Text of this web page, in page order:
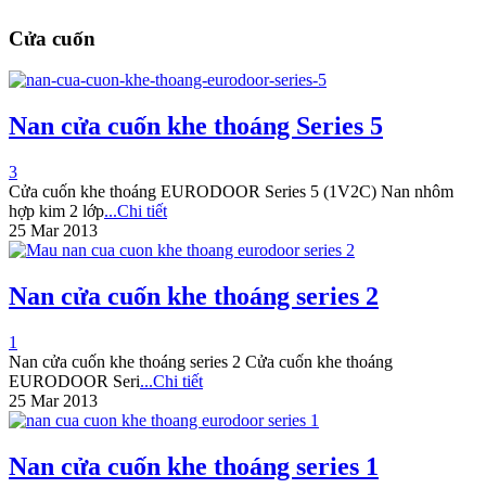
Cửa cuốn
Nan cửa cuốn khe thoáng Series 5
3
Cửa cuốn khe thoáng EURODOOR Series 5 (1V2C) Nan nhôm
hợp kim 2 lớp...Chi tiết
25 Mar 2013
Nan cửa cuốn khe thoáng series 2
1
Nan cửa cuốn khe thoáng series 2 Cửa cuốn khe thoáng
EURODOOR Seri...Chi tiết
25 Mar 2013
Nan cửa cuốn khe thoáng series 1